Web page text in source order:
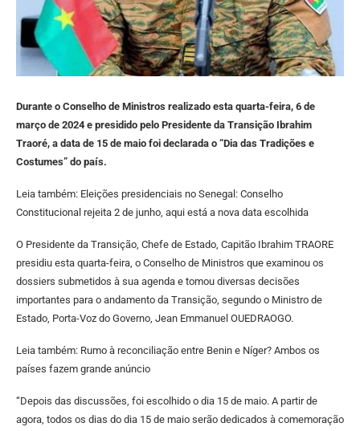
Durante o Conselho de Ministros realizado esta quarta-feira, 6 de
março de 2024 e presidido pelo Presidente da Transição Ibrahim
Traoré, a data de 15 de maio foi declarada o “Dia das Tradições e
Costumes” do país.
Leia também: Eleições presidenciais no Senegal: Conselho
Constitucional rejeita 2 de junho, aqui está a nova data escolhida
O Presidente da Transição, Chefe de Estado, Capitão Ibrahim TRAORE
presidiu esta quarta-feira, o Conselho de Ministros que examinou os
dossiers submetidos à sua agenda e tomou diversas decisões
importantes para o andamento da Transição, segundo o Ministro de
Estado, Porta-Voz do Governo, Jean Emmanuel OUEDRAOGO.
Leia também: Rumo à reconciliação entre Benin e Níger? Ambos os
países fazem grande anúncio
“Depois das discussões, foi escolhido o dia 15 de maio. A partir de
agora, todos os dias do dia 15 de maio serão dedicados à comemoração